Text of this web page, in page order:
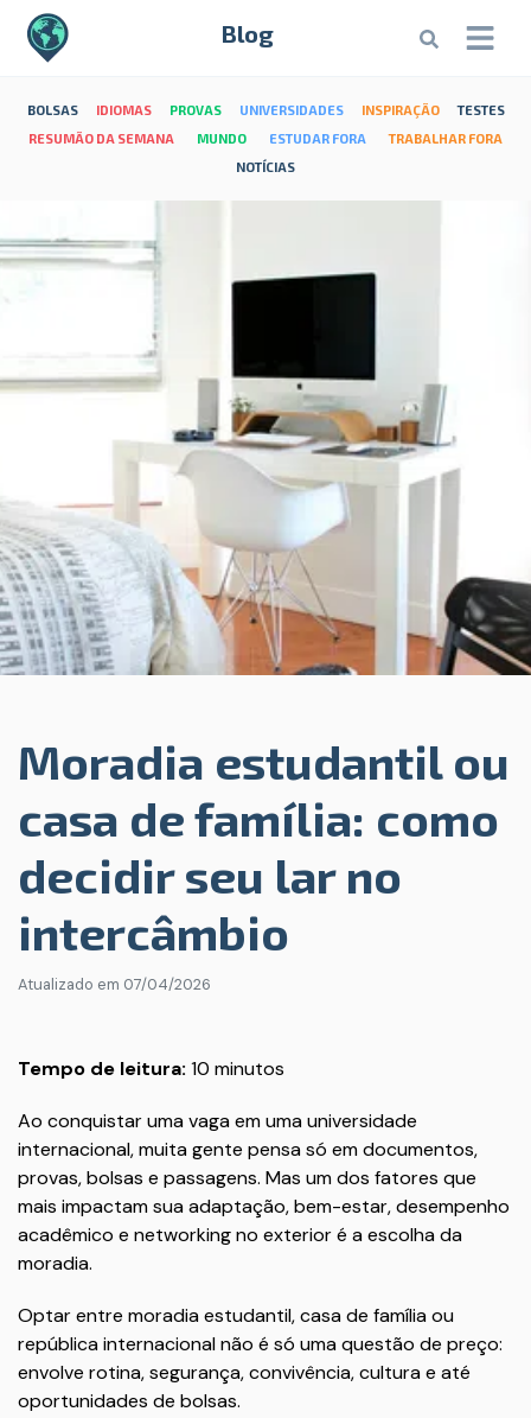
Blog
BOLSAS IDIOMAS PROVAS UNIVERSIDADES INSPIRAÇÃO
TESTES
RESUMÃO DA SEMANA
MUNDO ESTUDAR FORA
TRABALHAR FORA
NOTÍCIAS
Moradia estudantil ou
casa de família: como
decidir seu lar no
intercâmbio
Atualizado em 07/04/2026
Tempo de leitura: 10 minutos
Ao conquistar uma vaga em uma universidade
internacional, muita gente pensa só em documentos,
provas, bolsas e passagens. Mas um dos fatores que
mais impactam sua adaptação, bem-estar, desempenho
acadêmico e networking no exterior é a escolha da
moradia.
Optar entre moradia estudantil, casa de família ou
república internacional não é só uma questão de preço:
envolve rotina, segurança, convivência, cultura e até
oportunidades de bolsas.